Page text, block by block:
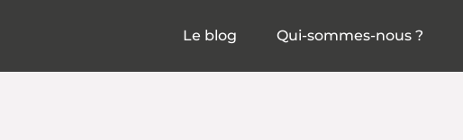
Le blog Qui-sommes-nous ?